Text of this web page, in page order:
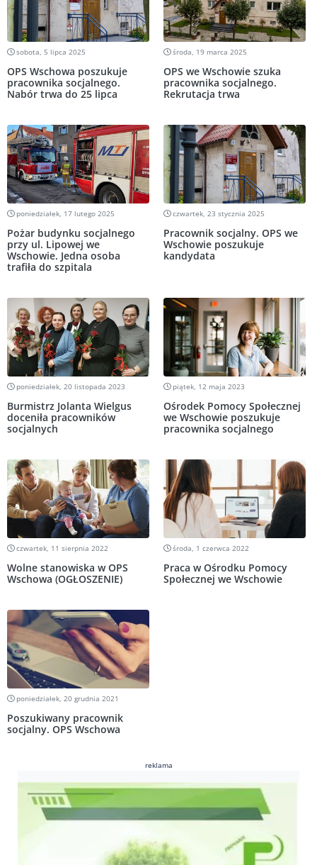
sobota, 5 lipca 2025
OPS Wschowa poszukuje
pracownika socjalnego.
Nabór trwa do 25 lipca
środa, 19 marca 2025
OPS we Wschowie szuka
pracownika socjalnego.
Rekrutacja trwa
poniedziałek, 17 lutego 2025
Pożar budynku socjalnego
przy ul. Lipowej we
Wschowie. Jedna osoba
trafiła do szpitala
czwartek, 23 stycznia 2025
Pracownik socjalny. OPS we
Wschowie poszukuje
kandydata
poniedziałek, 20 listopada 2023
Burmistrz Jolanta Wielgus
doceniła pracowników
socjalnych
piątek, 12 maja 2023
Ośrodek Pomocy Społecznej
we Wschowie poszukuje
pracownika socjalnego
czwartek, 11 sierpnia 2022
Wolne stanowiska w OPS
Wschowa (OGŁOSZENIE)
środa, 1 czerwca 2022
Praca w Ośrodku Pomocy
Społecznej we Wschowie
poniedziałek, 20 grudnia 2021
Poszukiwany pracownik
socjalny. OPS Wschowa
reklama